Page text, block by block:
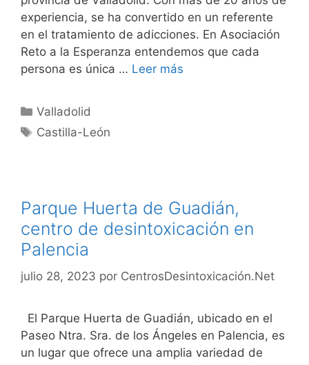
experiencia, se ha convertido en un referente
en el tratamiento de adicciones. En Asociación
Reto a la Esperanza entendemos que cada
persona es única … Leer más
Categorías
Valladolid
Etiquetas
Castilla-León
Parque Huerta de Guadián,
centro de desintoxicación en
Palencia
julio 28, 2023 por CentrosDesintoxicación.Net
El Parque Huerta de Guadián, ubicado en el
Paseo Ntra. Sra. de los Ángeles en Palencia, es
un lugar que ofrece una amplia variedad de